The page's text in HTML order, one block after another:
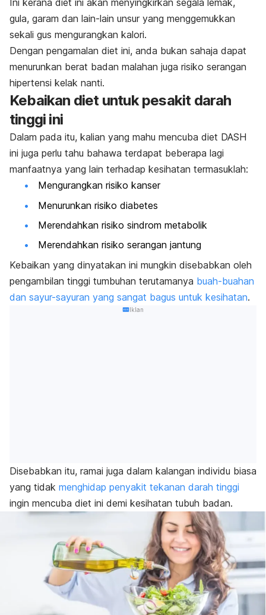
Ini kerana diet ini akan menyingkirkan segala lemak,
gula, garam dan lain-lain unsur yang menggemukkan
sekali gus mengurangkan kalori.
Dengan pengamalan diet ini, anda bukan sahaja dapat
menurunkan berat badan malahan juga risiko serangan
hipertensi kelak nanti.
Kebaikan diet untuk pesakit darah
tinggi ini
Dalam pada itu, kalian yang mahu mencuba diet DASH
ini juga perlu tahu bahawa terdapat beberapa lagi
manfaatnya yang lain terhadap kesihatan termasuklah:
Mengurangkan risiko kanser
Menurunkan risiko diabetes
Merendahkan risiko sindrom metabolik
Merendahkan risiko serangan jantung
Kebaikan yang dinyatakan ini mungkin disebabkan oleh
pengambilan tinggi tumbuhan terutamanya buah-buahan
dan sayur-sayuran yang sangat bagus untuk kesihatan.
Iklan
Disebabkan itu, ramai juga dalam kalangan individu biasa
yang tidak menghidap penyakit tekanan darah tinggi
ingin mencuba diet ini demi kesihatan tubuh badan.